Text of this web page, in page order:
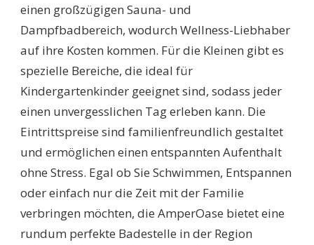
einen großzügigen Sauna- und
Dampfbadbereich, wodurch Wellness-Liebhaber
auf ihre Kosten kommen. Für die Kleinen gibt es
spezielle Bereiche, die ideal für
Kindergartenkinder geeignet sind, sodass jeder
einen unvergesslichen Tag erleben kann. Die
Eintrittspreise sind familienfreundlich gestaltet
und ermöglichen einen entspannten Aufenthalt
ohne Stress. Egal ob Sie Schwimmen, Entspannen
oder einfach nur die Zeit mit der Familie
verbringen möchten, die AmperOase bietet eine
rundum perfekte Badestelle in der Region